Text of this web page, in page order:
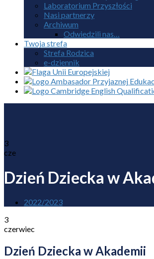
Laboratorium Przyszłości
Nasi partnerzy
Archiwum
Odwiedzili nas…
Twoja strefa
Strefa Rodzica
e-dziennik
3
cze
Dzień Dziecka w
2022/2023
3
czerwiec
Dzień Dziecka w Akademii